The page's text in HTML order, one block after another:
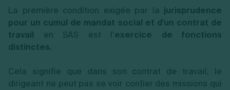
La première condition exigée par la jurisprudence
pour un cumul de mandat social et d'un contrat de
travail en SAS est l’exercice de fonctions
distinctes.
Cela signifie que dans son contrat de travail, le
dirigeant ne peut pas se voir confier des missions qui